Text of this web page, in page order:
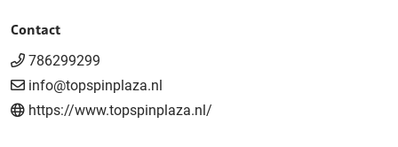
Contact
786299299
info@topspinplaza.nl
https://www.topspinplaza.nl/